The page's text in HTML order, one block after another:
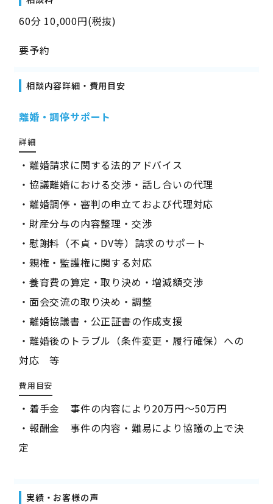
60分 10,000円(税抜)
要予約
相談内容詳細・費用目安
離婚・調停サポート
詳細
・離婚請求に関する法的アドバイス
・協議離婚における交渉・話し合いの代理
・離婚調停・審判の申立ておよび代理対応
・財産分与の内容整理・交渉
・慰謝料（不貞・DV等）請求のサポート
・親権・監護権に関する対応
・養育費の算定・取り決め・増減額交渉
・面会交流の取り決め・調整
・離婚協議書・公正証書の作成支援
・離婚後のトラブル（条件変更・履行確保）への
対応 等
費用目安
・着手金 事件の内容により20万円～50万円
・報酬金 事件の内容・難易により協議の上で決
定
実績・お客様の声